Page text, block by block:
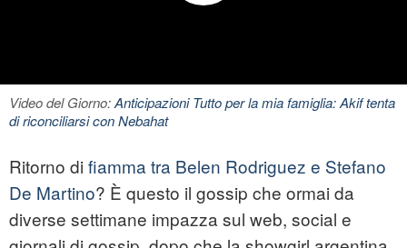
Video del Giorno:Anticipazioni Tutto per la mia famiglia: Akif tenta
di riconciliarsi con Nebahat
Ritorno di fiamma tra Belen Rodriguez e Stefano
De Martino? È questo il gossip che ormai da
diverse settimane impazza sul web, social e